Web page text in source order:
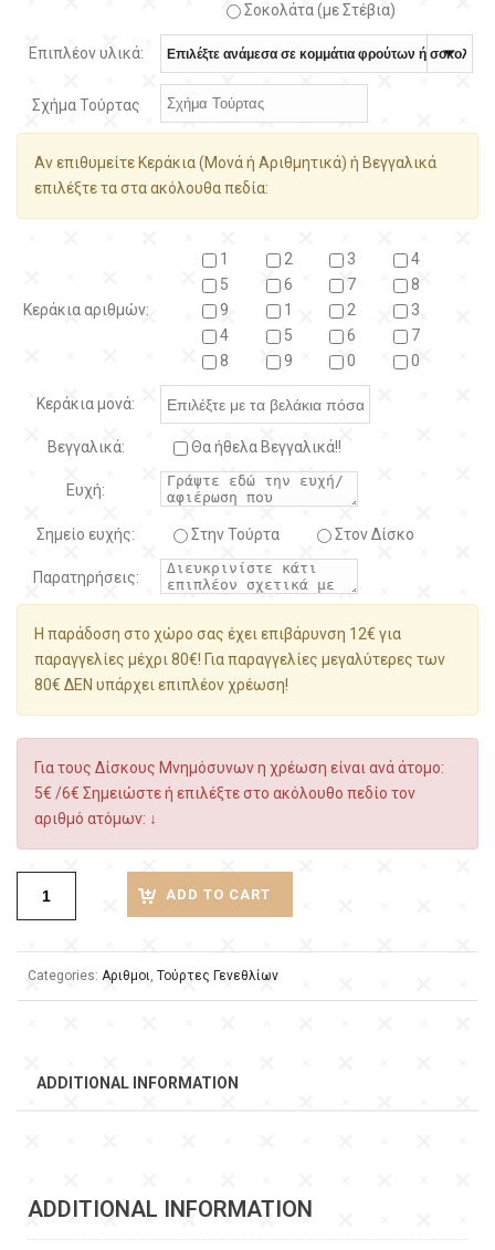
Σοκολάτα (με Στέβια)
Επιπλέον υλικά:
Σχήμα Τούρτας
Αν επιθυμείτε Κεράκια (Μονά ή Αριθμητικά) ή Βεγγαλικά
επιλέξτε τα στα ακόλουθα πεδία:
Κεράκια αριθμών:
1 2 3
4
5
6 7
8
9
1 2
3
4
5 6
7
8
9 0 0
Κεράκια μονά:
Βεγγαλικά: Θα ήθελα Βεγγαλικά!!
Ευχή:
Σημείο ευχής: Στην Τούρτα Στον Δίσκο
Παρατηρήσεις:
Η παράδοση στο χώρο σας έχει επιβάρυνση 12€ για
παραγγελίες μέχρι 80€! Για παραγγελίες μεγαλύτερες των
80€ ΔΕΝ υπάρχει επιπλέον χρέωση!
Για τους Δίσκους Μνημόσυνων η χρέωση είναι ανά άτομο:
5€ /6€ Σημειώστε ή επιλέξτε στο ακόλουθο πεδίο τον
αριθμό ατόμων: ↓
ADD TO CART
Categories: Αριθμοι, Τούρτες Γενεθλίων
ADDITIONAL INFORMATION
ADDITIONAL INFORMATION